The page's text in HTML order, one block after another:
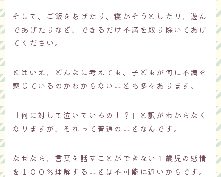
そして、ご飯をあげたり、寝かそうとしたり、遊ん
であげたりなど、できるだけ不満を取り除いてあげ
てください。
とはいえ、どんなに考えても、子どもが何に不満を
感じているのかわからないことも多々あります。
「何に対して泣いているの！？」と訳がわからなく
なりますが、それって普通のことなんです。
なぜなら、言葉を話すことができない１歳児の感情
を１００％理解することは不可能に近いからです。